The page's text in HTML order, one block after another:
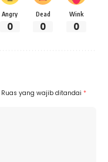
Angry
0
Dead
0
Wink
0
Ruas yang wajib ditandai *